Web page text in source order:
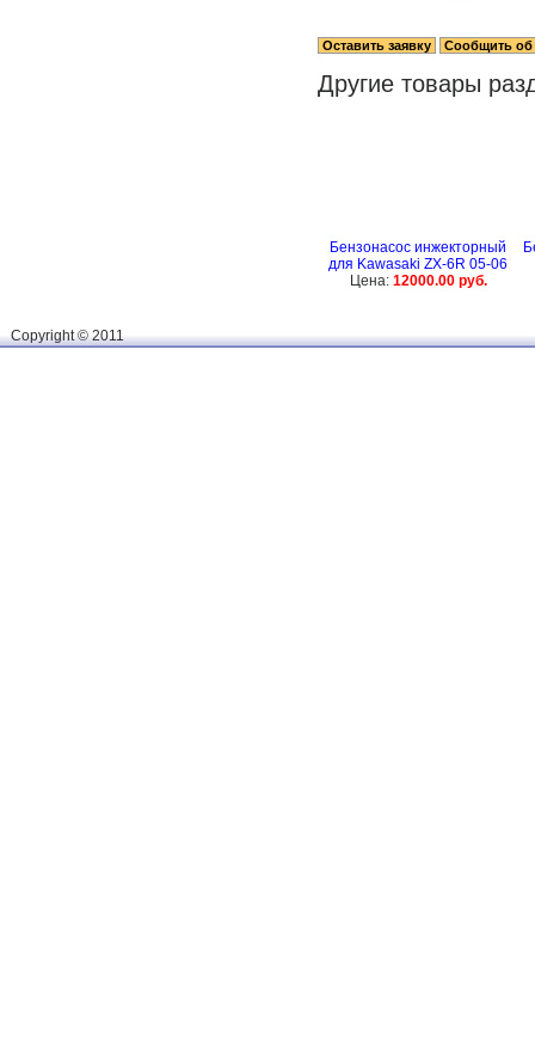
Другие товары
Бензонасос инжекторный
для Kawasaki ZX-6R 05-06
Цена: 12000.00 руб.
Сopyright © 2011